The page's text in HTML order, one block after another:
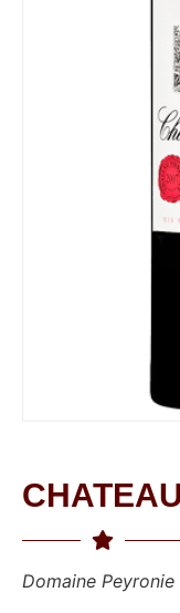
Domaine Peyronie